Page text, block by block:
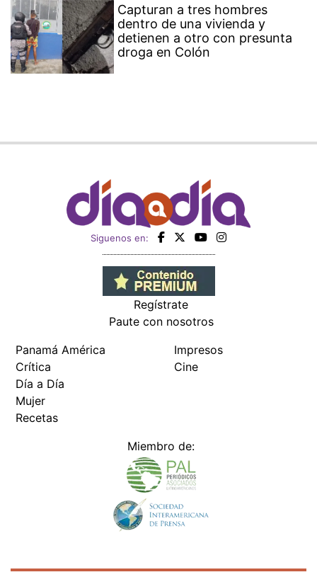
Capturan a tres hombres
dentro de una vivienda y
detienen a otro con presunta
droga en Colón
Siguenos en:
Regístrate
Paute con nosotros
Panamá América
Crítica
Día a Día
Mujer
Recetas
Impresos
Cine
Miembro de: